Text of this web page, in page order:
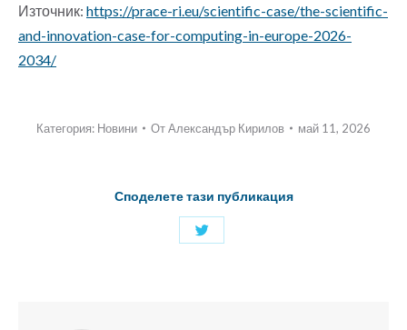
Източник: https://prace-ri.eu/scientific-case/the-scientific-
and-innovation-case-for-computing-in-europe-2026-
2034/
Категория: Новини ОтАлександър Кирилов май 11, 2026
Споделете тази публикация
Споделяне